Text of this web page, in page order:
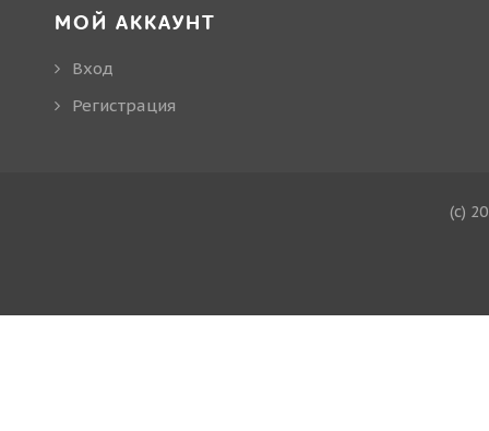
МОЙ АККАУНТ
Вход
Регистрация
(c)